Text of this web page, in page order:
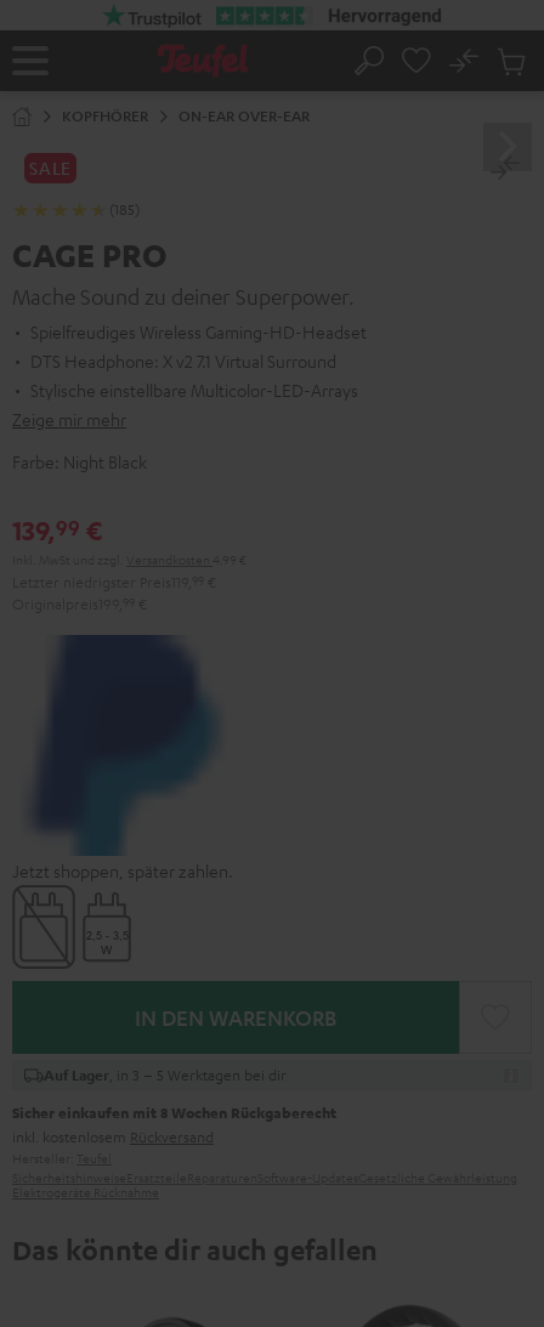
Startseite
Suche
No
KOPFHÖRER ON-EAR OVER-EAR
SALE
(185)
CAGE PRO
Mache Sound zu deiner Superpower.
Spielfreudiges Wireless Gaming-HD-Headset
DTS Headphone: X v2 7.1 Virtual Surround
Stylische einstellbare Multicolor-LED-Arrays
Zeige mir mehr
Farbe: Night Black
139,99 €
Jetzt shoppen, später zahlen.
IN DEN WARENKORB
Auf Lager , in 3 – 5 Werktagen bei dir
Sicher einkaufen mit 8 Wochen Rückgaberecht
inkl. kostenlosem Rückversand
Das könnte dir auch gefallen